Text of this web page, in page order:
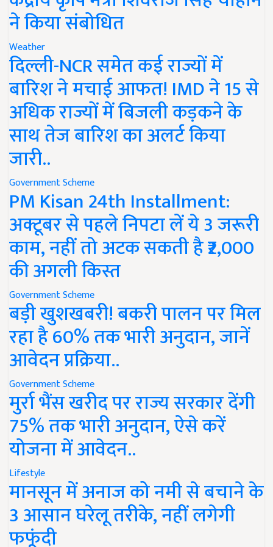
ने किया संबोधित
Weather
दिल्ली-NCR समेत कई राज्यों में
बारिश ने मचाई आफत! IMD ने 15 से
अधिक राज्यों में बिजली कड़कने के
साथ तेज बारिश का अलर्ट किया
जारी..
Government Scheme
PM Kisan 24th Installment:
अक्टूबर से पहले निपटा लें ये 3 जरूरी
काम, नहीं तो अटक सकती है ₹2,000
की अगली किस्त
Government Scheme
बड़ी खुशखबरी! बकरी पालन पर मिल
रहा है 60% तक भारी अनुदान, जानें
आवेदन प्रक्रिया..
Government Scheme
मुर्रा भैंस खरीद पर राज्य सरकार देंगी
75% तक भारी अनुदान, ऐसे करें
योजना में आवेदन..
Lifestyle
मानसून में अनाज को नमी से बचाने के
3 आसान घरेलू तरीके, नहीं लगेगी
फफूंदी